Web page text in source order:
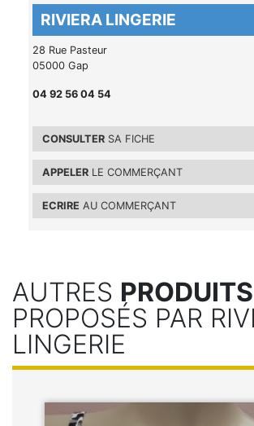
RIVIERA LINGERIE
28 Rue Pasteur
05000 Gap
04 92 56 04 54
CONSULTER SA FICHE
APPELER LE COMMERÇANT
ECRIRE AU COMMERÇANT
AUTRES PRODUITS
PROPOSÉS PAR
LINGERIE